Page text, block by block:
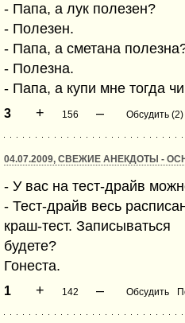
- Папа, а лук полезен?
- Полезен.
- Папа, а сметана
- Полезна.
- Папа, а купи мне тогда
3 + 156 – Обсудить (2)
04.07.2009, СВЕЖИЕ АНЕКДОТЫ -
- У вас на тест-драйв
- Тест-драйв весь
краш-тест. Записываться
будете?
Гонеста.
1 + 142 – Обсудить